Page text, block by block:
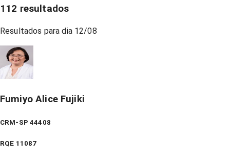
112 resultados
Resultados para dia 12/08
Fumiyo Alice Fujiki
CRM-SP 44408
RQE 11087